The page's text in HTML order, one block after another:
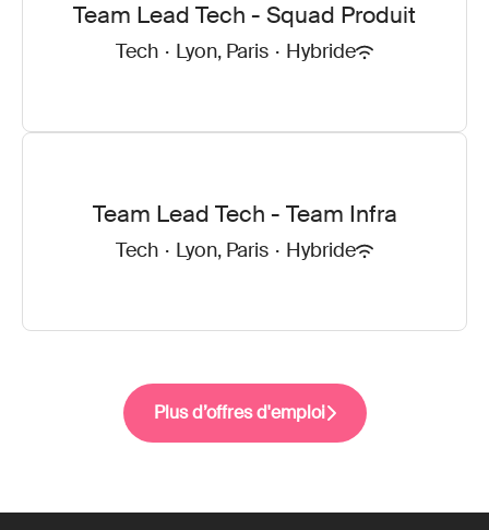
Team Lead Tech - Squad Produit
Tech · Lyon, Paris · Hybride
Team Lead Tech - Team Infra
Tech · Lyon, Paris · Hybride
Plus d’offres d'emploi